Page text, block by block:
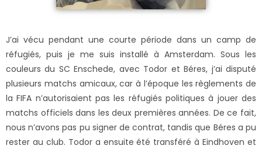
J’ai vécu pendant une courte période dans un camp de
réfugiés, puis je me suis installé à Amsterdam. Sous les
couleurs du SC Enschede, avec Todor et Béres, j’ai disputé
plusieurs matchs amicaux, car à l’époque les règlements de
la FIFA n’autorisaient pas les réfugiés politiques à jouer des
matchs officiels dans les deux premières années. De ce fait,
nous n’avons pas pu signer de contrat, tandis que Béres a pu
rester au club. Todor a ensuite été transféré à Eindhoven et